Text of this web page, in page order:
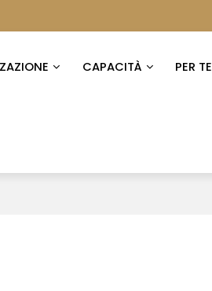
CAPACITÀ PER TE